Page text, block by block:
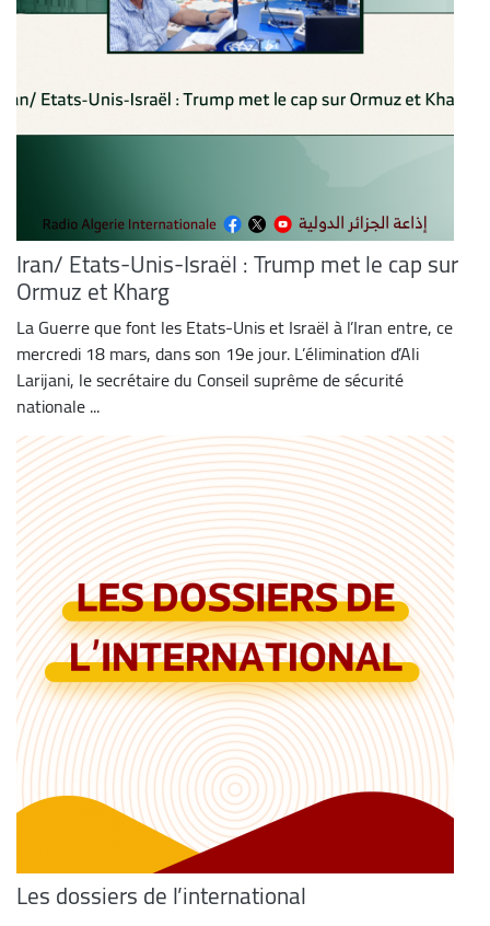
Iran/ Etats-Unis-Israël : Trump met le cap sur
Ormuz et Kharg
La Guerre que font les Etats-Unis et Israël à l’Iran entre, ce
mercredi 18 mars, dans son 19e jour. L’élimination d’Ali
Larijani, le secrétaire du Conseil suprême de sécurité
nationale ...
Les dossiers de l’international